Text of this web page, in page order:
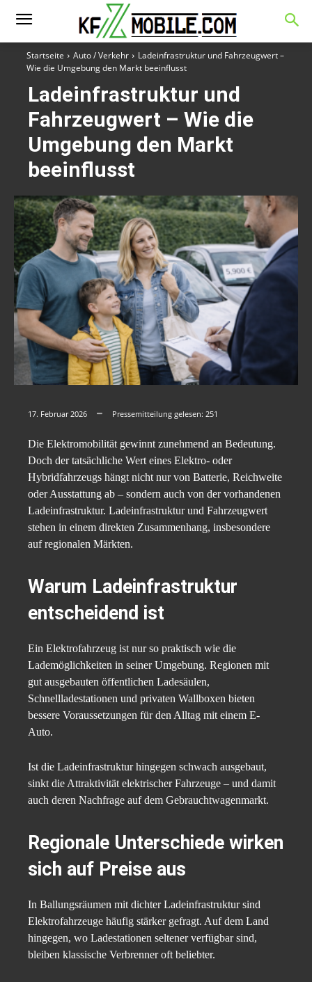
Startseite Auto / Verkehr
Ladeinfrastruktur und Fahrzeugwert –
Wie die Umgebung den Markt beeinflusst
Ladeinfrastruktur und
Fahrzeugwert – Wie die
Umgebung den Markt
beeinflusst
17. Februar 2026 Pressemitteilung gelesen: 251
Die Elektromobilität gewinnt zunehmend an Bedeutung.
Doch der tatsächliche Wert eines Elektro- oder
Hybridfahrzeugs hängt nicht nur von Batterie, Reichweite
oder Ausstattung ab – sondern auch von der vorhandenen
Ladeinfrastruktur. Ladeinfrastruktur und Fahrzeugwert
stehen in einem direkten Zusammenhang, insbesondere
auf regionalen Märkten.
Warum Ladeinfrastruktur
entscheidend ist
Ein Elektrofahrzeug ist nur so praktisch wie die
Lademöglichkeiten in seiner Umgebung. Regionen mit
gut ausgebauten öffentlichen Ladesäulen,
Schnellladestationen und privaten Wallboxen bieten
bessere Voraussetzungen für den Alltag mit einem E-
Auto.
Ist die Ladeinfrastruktur hingegen schwach ausgebaut,
sinkt die Attraktivität elektrischer Fahrzeuge – und damit
auch deren Nachfrage auf dem Gebrauchtwagenmarkt.
Regionale Unterschiede wirken
sich auf Preise aus
In Ballungsräumen mit dichter Ladeinfrastruktur sind
Elektrofahrzeuge häufig stärker gefragt. Auf dem Land
hingegen, wo Ladestationen seltener verfügbar sind,
bleiben klassische Verbrenner oft beliebter.